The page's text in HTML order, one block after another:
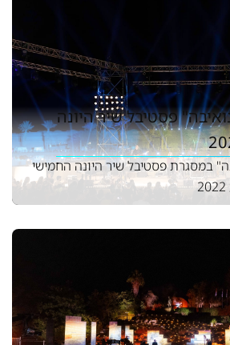
פסטיבל שיר היונה
במסגרת פסטיבל שיר היונה החמישי